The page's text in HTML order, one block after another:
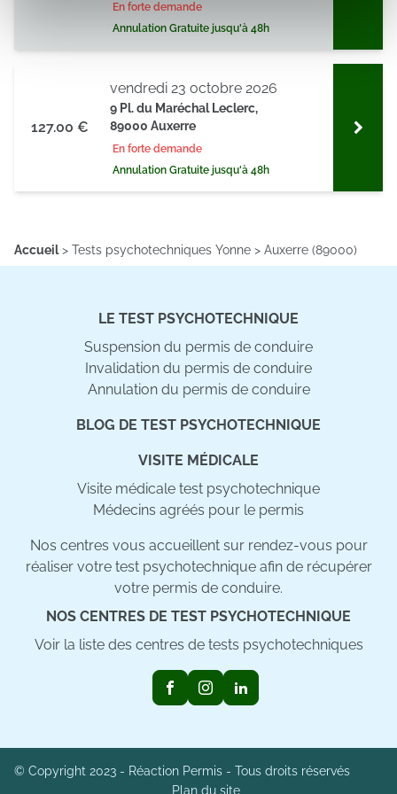
partageons également des informations sur l'utilisation de
notre site avec nos partenaires de médias sociaux, de
publicité et d'analyse, qui peuvent combiner celles-ci
avec d'autres informations que vous leur avez fournies
ou qu'ils ont collectées lors de votre utilisation de leurs
En forte demande
Annulation Gratuite jusqu'à 48h
127.00 €
9 Pl. du Maréchal Leclerc,
89000 Auxerre
En forte demande
Annulation Gratuite jusqu'à 48h
vendredi 23 octobre 2026
Accueil> Tests psychotechniques Yonne > Auxerre (89000)
LE TEST PSYCHOTECHNIQUE
Suspension du permis de conduire
Invalidation du permis de conduire
Annulation du permis de conduire
BLOG DE TEST PSYCHOTECHNIQUE
VISITE MÉDICALE
Visite médicale test psychotechnique
Médecins agréés pour le permis
Nos centres vous accueillent sur rendez-vous pour
réaliser votre test psychotechnique afin de récupérer
votre permis de conduire.
NOS CENTRES DE TEST PSYCHOTECHNIQUE
Voir la liste des centres de tests psychotechniques
© Copyright 2023 - Réaction Permis - Tous droits réservés
Plan du site